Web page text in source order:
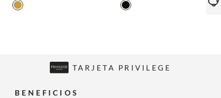
TARJETA PRIVILEGE
BENEFICIOS